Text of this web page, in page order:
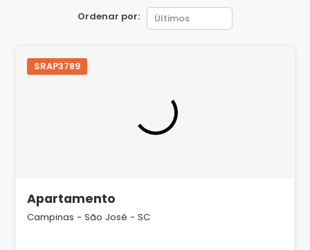
Ordenar por:
SRAP3789
Apartamento
Campinas - São José - SC